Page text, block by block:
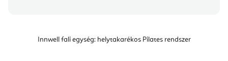
Innwell fali egység: helytakarékos Pilates rendszer